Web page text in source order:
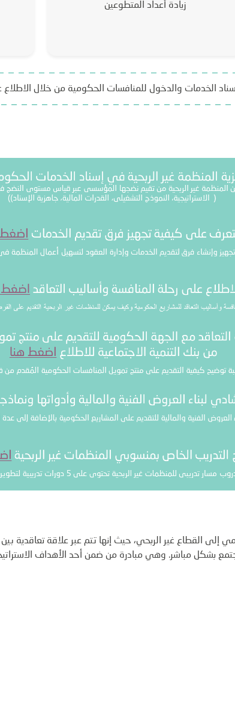
زيادة أعداد المتطوعين
الخدمات والدخول للمنافسات الحكومية من خلال الاطلاع
القطاع غير الربحي، حيث إنها تتم عبر علاقة تعاقدية